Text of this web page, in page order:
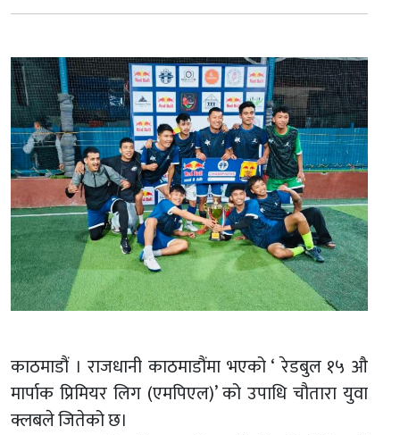
काठमाडौं । राजधानी काठमाडौंमा भएको ‘ रेडबुल १५ औ
मार्पाक प्रिमियर लिग (एमपिएल)’ को उपाधि चौतारा युवा
क्लबले जितेको छ।